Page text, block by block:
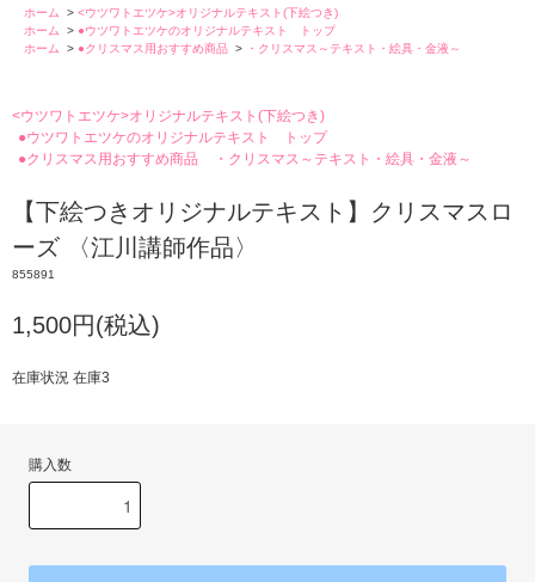
ホーム > <ウツワトエツケ>オリジナルテキスト(下絵つき)
ホーム
> ●ウツワトエツケのオリジナルテキスト トップ
ホーム
> ●クリスマス用おすすめ商品 > ・クリスマス～テキスト・絵具・金液～
<ウツワトエツケ>オリジナルテキスト(下絵つき)
●ウツワトエツケのオリジナルテキスト トップ
●クリスマス用おすすめ商品
・クリスマス～テキスト・絵具・金液～
【下絵つきオリジナルテキスト】クリスマスロ
ーズ 〈江川講師作品〉
855891
1,500円(税込)
在庫状況 在庫3
購入数